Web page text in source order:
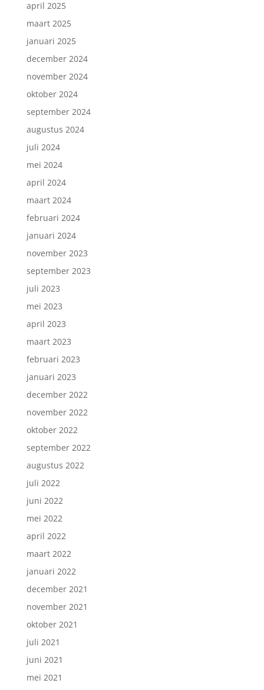
april 2025
maart 2025
januari 2025
december 2024
november 2024
oktober 2024
september 2024
augustus 2024
juli 2024
mei 2024
april 2024
maart 2024
februari 2024
januari 2024
november 2023
september 2023
juli 2023
mei 2023
april 2023
maart 2023
februari 2023
januari 2023
december 2022
november 2022
oktober 2022
september 2022
augustus 2022
juli 2022
juni 2022
mei 2022
april 2022
maart 2022
januari 2022
december 2021
november 2021
oktober 2021
juli 2021
juni 2021
mei 2021